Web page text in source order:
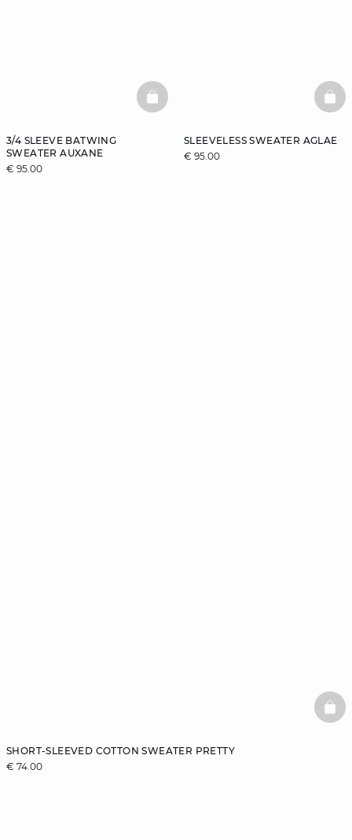
3/4 SLEEVE BATWING
SWEATER AUXANE
€ 95.00
BASKETFULL
SLEEVELESS SWEATER AGLAE
€ 95.00
SHORT-SLEEVED COTTON SWEATER PRETTY
€ 74.00